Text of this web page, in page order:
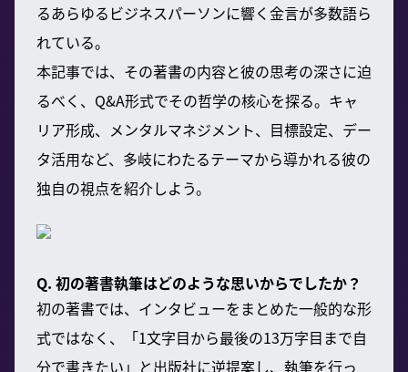
るあらゆるビジネスパーソンに響く金言が多数語ら
れている。
本記事では、その著書の内容と彼の思考の深さに迫
るべく、Q&A形式でその哲学の核心を探る。キャ
リア形成、メンタルマネジメント、目標設定、デー
タ活用など、多岐にわたるテーマから導かれる彼の
独自の視点を紹介しよう。
Q. 初の著書執筆はどのような思いからでしたか？
初の著書では、インタビューをまとめた一般的な形
式ではなく、「1文字目から最後の13万字目まで自
分で書きたい」と出版社に逆提案し、執筆を行っ